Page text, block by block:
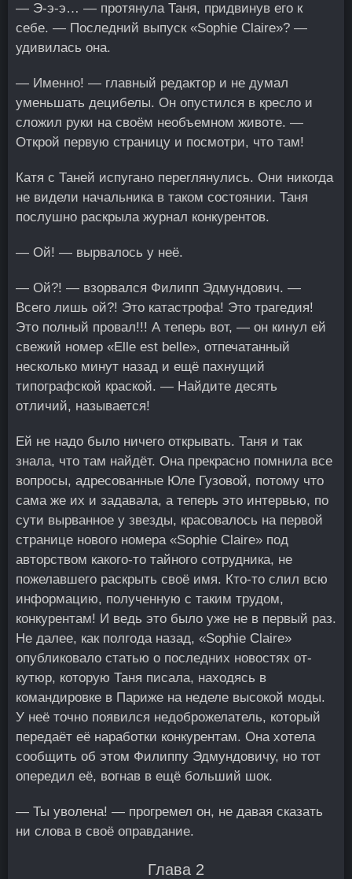
— Э-э-э… — протянула Таня, придвинув его к
себе. — Последний выпуск «Sophie Claire»? —
удивилась она.
— Именно! — главный редактор и не думал
уменьшать децибелы. Он опустился в кресло и
сложил руки на своём необъемном животе. —
Открой первую страницу и посмотри, что там!
Катя с Таней испугано переглянулись. Они никогда
не видели начальника в таком состоянии. Таня
послушно раскрыла журнал конкурентов.
— Ой! — вырвалось у неё.
— Ой?! — взорвался Филипп Эдмундович. —
Всего лишь ой?! Это катастрофа! Это трагедия!
Это полный провал!!! А теперь вот, — он кинул ей
свежий номер «Elle est belle», отпечатанный
несколько минут назад и ещё пахнущий
типографской краской. — Найдите десять
отличий, называется!
Ей не надо было ничего открывать. Таня и так
знала, что там найдёт. Она прекрасно помнила все
вопросы, адресованные Юле Гузовой, потому что
сама же их и задавала, а теперь это интервью, по
сути вырванное у звезды, красовалось на первой
странице нового номера «Sophie Claire» под
авторством какого-то тайного сотрудника, не
пожелавшего раскрыть своё имя. Кто-то слил всю
информацию, полученную с таким трудом,
конкурентам! И ведь это было уже не в первый раз.
Не далее, как полгода назад, «Sophie Claire»
опубликовало статью о последних новостях от-
кутюр, которую Таня писала, находясь в
командировке в Париже на неделе высокой моды.
У неё точно появился недоброжелатель, который
передаёт её наработки конкурентам. Она хотела
сообщить об этом Филиппу Эдмундовичу, но тот
опередил её, вогнав в ещё больший шок.
— Ты уволена! — прогремел он, не давая сказать
ни слова в своё оправдание.
Глава 2